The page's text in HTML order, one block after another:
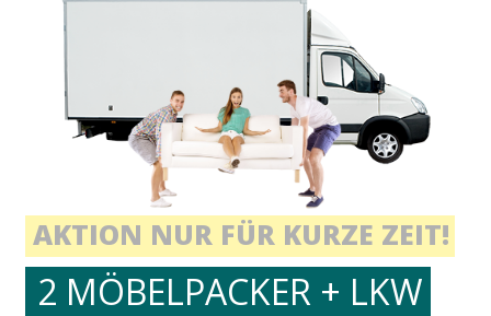
2 MÖBELPACKER + LKW
AKTION NUR FÜR KURZE ZEIT!